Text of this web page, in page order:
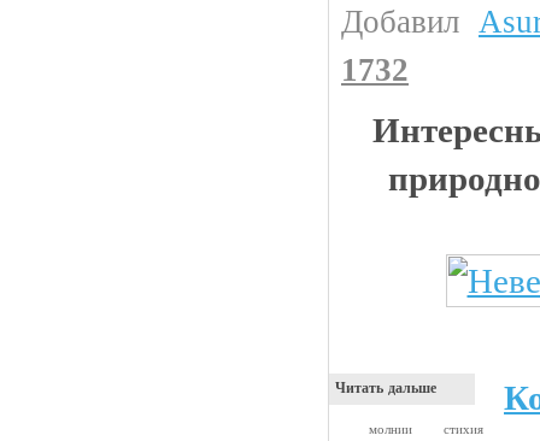
Добавил
1732
Читать дальше
молнии стихия